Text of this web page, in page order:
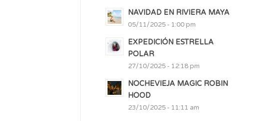
NAVIDAD EN RIVIERA MAYA
05/11/2025 - 1:00 pm
EXPEDICIÓN ESTRELLA
POLAR
27/10/2025 - 12:18 pm
NOCHEVIEJA MAGIC ROBIN
HOOD
23/10/2025 - 11:11 am